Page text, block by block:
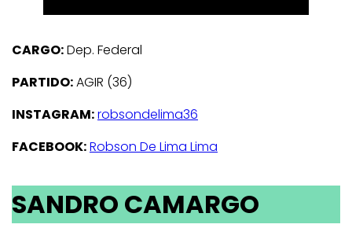
CARGO:Dep. Federal
PARTIDO:AGIR (36)
INSTAGRAM:robsondelima36
FACEBOOK:Robson De Lima Lima
SANDRO CAMARGO